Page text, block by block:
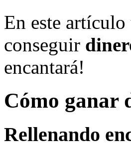
En este
conseguir
encantará!
Cómo ganar
Rellenando